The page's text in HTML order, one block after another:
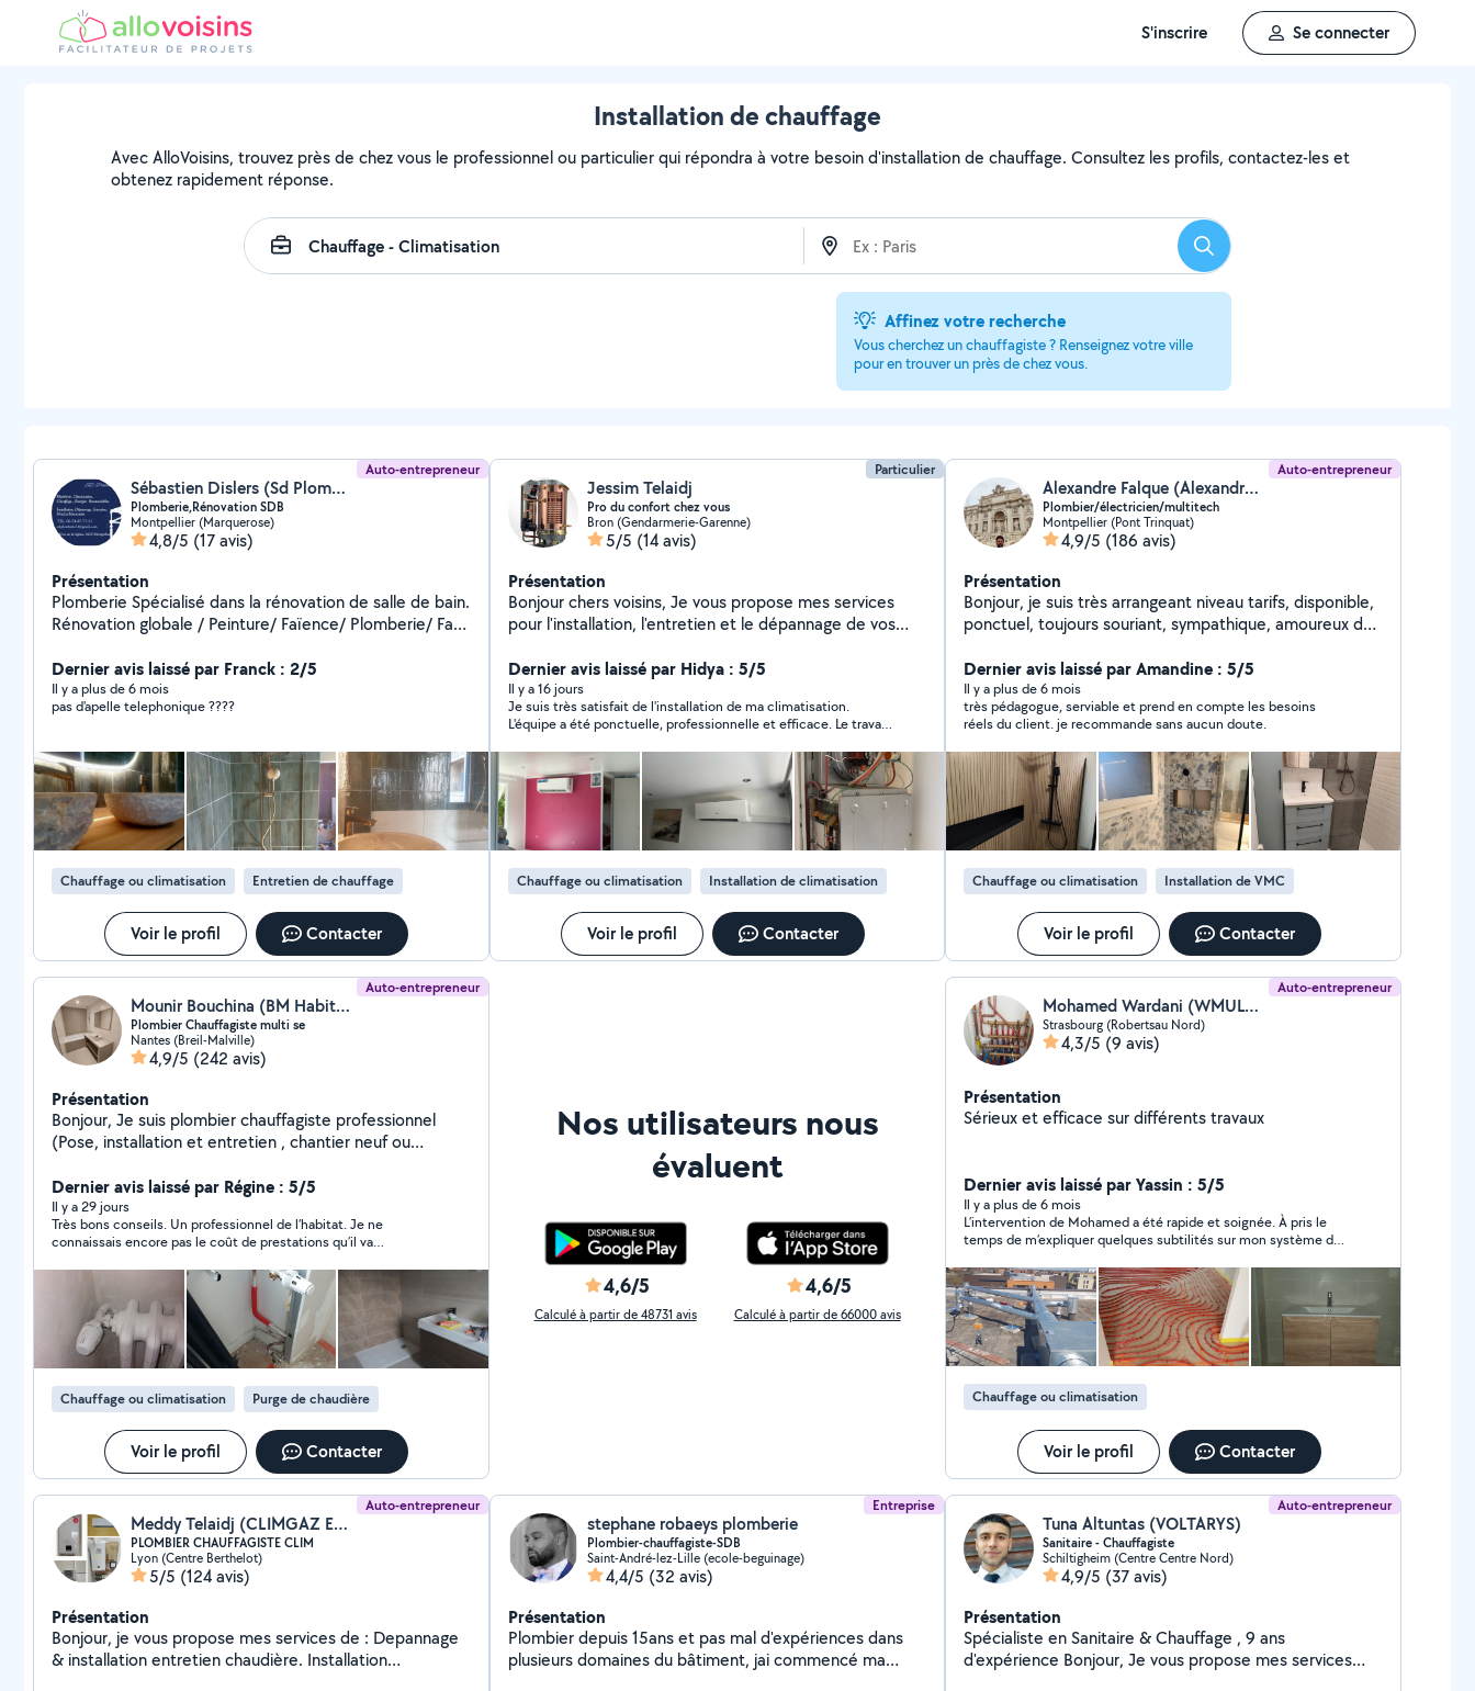
S'inscrire Se connecter
Installation de chauffage
Avec AlloVoisins, trouvez près de chez vous le professionnel ou particulier qui répondra à votre besoin d'installation de chauffage. Consultez les profils, contactez-les et
obtenez rapidement réponse.
Rechercher
Affinez votre recherche
Vous cherchez un chauffagiste ? Renseignez votre ville
pour en trouver un près de chez vous.
Auto-entrepreneur
Sébastien Dislers (Sd Plomberie 34)
Plomberie,Rénovation SDB
Montpellier (Marquerose)
4,8/5 (17 avis)
Présentation
Plomberie Spécialisé dans la rénovation de salle de bain.
Rénovation globale / Peinture/ Faïence/ Plomberie/ Faux
Dernier avis laissé par Franck : 2/5
Il y a plus de 6 mois
pas d'apelle telephonique ????
Chauffage ou climatisation Entretien de chauffage
Voir le profil Contacter
Particulier
Jessim Telaidj
Pro du confort chez vous
Bron (Gendarmerie-Garenne)
5/5 (14 avis)
Présentation
Bonjour chers voisins, Je vous propose mes services
pour l'installation, l'entretien et le dépannage de vos
réparation) Chaudières toutes énergies Cumulus /
Chauffe-eaux Dépannage gaz tous types d'appareils
Travaux de plomberie (fuites, robinets, WC, etc.)
Professionnel, rapide et à l'écoute, j'interviens chez vous
avec sérieux et efficacité.
Dernier avis laissé par Hidya : 5/5
Il y a 16 jours
Je suis très satisfait de l'installation de ma climatisation.
L'équipe a été ponctuelle, professionnelle et efficace. Le travail
étaient claires, et le chantier a été laissé parfaitement propre.
La climatisation fonctionne parfaitement. Suite à mon
expérience très positive, j'ai recommandé cette entreprise à un
membre de ma famille, qui a également fait appel à leurs
services et en est tout aussi satisfait. Je recommande cette
entreprise sans hésitation pour son sérieux, la qualité de son
travail et son professionnalisme.
Chauffage ou climatisation
Installation de climatisation
Voir le profil Contacter
Auto-entrepreneur
Alexandre Falque (Alexandre Falque)
Plombier/électricien/multitech
Montpellier (Pont Trinquat)
4,9/5 (186 avis)
Présentation
Bonjour, je suis très arrangeant niveau tarifs, disponible,
ponctuel, toujours souriant, sympathique, amoureux du
très équipé niveau matériel. -Electricité (mise aux
normes ou amélioration d'installations, travaux neufs/ de
rénovation, dépannage, changement de tableaux,
chauffage électrique...) -Plomberie (dépannage, pose
et réparation de chauffe eau électrique, travaux neufs/
de rénovation, recherche et réparation de fuites,
changement de WC, chasse d'eau, mitigeurs...) -
Rénovation appartement/maison -Démolition -
Domotique -Piscines -Débouchage de canalisations -
Petits travaux divers et variés... À tarifs très avantageux.
Et je fais profiter aux autres voisins de mes tarifs
préférentiels sur le matériel, ce qui est un gros avantage
pour vous. Mon plus gros secteur est sous traitant en
maintenance multitechnique de gros sites sur
Montpellier et alentours pour le numéro 3 français en
maintenance énergétique.
Dernier avis laissé par Amandine : 5/5
Il y a plus de 6 mois
très pédagogue, serviable et prend en compte les besoins
réels du client. je recommande sans aucun doute.
Chauffage ou climatisation Installation de VMC
Voir le profil Contacter
Auto-entrepreneur
Mounir Bouchina (BM Habitat)
Plombier Chauffagiste multi se
Nantes (Breil-Malville)
4,9/5 (242 avis)
Présentation
Bonjour, Je suis plombier chauffagiste professionnel
(Pose, installation et entretien , chantier neuf ou
Douche italienne . -Pose et remplacement de chauffe
eau et chaudière et pompe à chaleur. -Je fais des des
installations complètes sanitaires et chauffage dans les
maisons neuves ou à rénovés. -Modification de
Radiateurs, des réseau sanitaires ou chauffage. -
Entretien annuel de chaudière et de chauffe eau. -
Création de tout types de réseau -Débouchage
évacuation pvc et tout éléments sanitaires. recherche
et réparation de tout types de fuites. Remplacement
de Radiateurs et Robinetteries. -Je fais la pose des
cuisines. Certifié professionnel du gaz. -Je peux faire un
peu de carrelage. Faïence, électricité et peinture si
besoin. -Le travail seras pro ,rapide sérieux et bien
soigné. Tarif très intéressant. Si je ne réponds pas, vous
pouvez m'envoyer un msg SMS . Mounir. Bien
cordialement.
Dernier avis laissé par Régine : 5/5
Il y a 29 jours
Très bons conseils. Un professionnel de l’habitat. Je ne
connaissais encore pas le coût de prestations qu’il va
Chauffage ou climatisation Purge de chaudière
Voir le profil Contacter
Nos utilisateurs nous
évaluent
4,6/5
Calculé à partir de 48731 avis
4,6/5
Calculé à partir de 66000 avis
Auto-entrepreneur
Mohamed Wardani (WMULTISERVICES)
Strasbourg (Robertsau Nord)
4,3/5 (9 avis)
Présentation
Sérieux et efficace sur différents travaux
Dernier avis laissé par Yassin : 5/5
Il y a plus de 6 mois
L’intervention de Mohamed a été rapide et soignée. À pris le
temps de m’expliquer quelques subtilités sur mon système de
Chauffage ou climatisation
Voir le profil Contacter
Auto-entrepreneur
Meddy Telaidj (CLIMGAZ ENERGIE)
PLOMBIER CHAUFFAGISTE CLIM
Lyon (Centre Berthelot)
5/5 (124 avis)
Présentation
Bonjour, je vous propose mes services de : Depannage
& installation entretien chaudière. Installation
Entreprise
stephane robaeys plomberie
Plombier-chauffagiste-SDB
Saint-André-lez-Lille (ecole-beguinage)
4,4/5 (32 avis)
Présentation
Plombier depuis 15ans et pas mal d'expériences dans
plusieurs domaines du bâtiment, jai commencé ma
Auto-entrepreneur
Tuna Altuntas (VOLTARYS)
Sanitaire - Chauffagiste
Schiltigheim (Centre Centre Nord)
4,9/5 (37 avis)
Présentation
Spécialiste en Sanitaire & Chauffage , 9 ans
d'expérience Bonjour, Je vous propose mes services